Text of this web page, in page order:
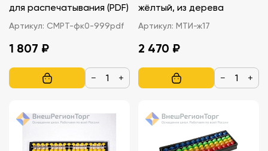
для распечатывания (PDF)
Артикул: СМРТ-фк0-999pdf
1 807 ₽
− +
жёлтый, из дерева
Артикул: МТИ-ж17
2 470 ₽
− +